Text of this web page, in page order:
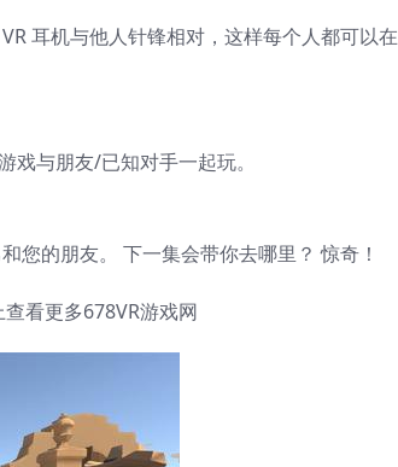
耳机与他人针锋相对，这样每个人都可以在
与朋友/已知对手一起玩。
您的朋友。 下一集会带你去哪里？ 惊奇！
看更多678VR游戏网